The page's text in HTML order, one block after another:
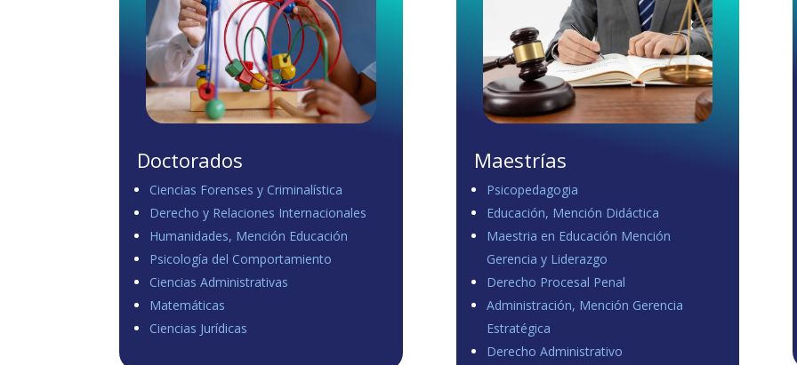
Doctorados
Ciencias Forenses y Criminalística
Derecho y Relaciones Internacionales
Humanidades, Mención Educación
Psicología del Comportamiento
Ciencias Administrativas
Matemáticas
Ciencias Jurídicas
Maestrías
Psicopedagogia
Educación, Mención Didáctica
Maestria en Educación Mención
Gerencia y Liderazgo
Derecho Procesal Penal
Administración, Mención Gerencia
Estratégica
Derecho Administrativo